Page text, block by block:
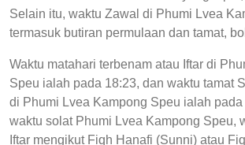
Selain itu, waktu Zawal di Phumi Lvea
termasuk butiran permulaan dan tamat,
Waktu matahari terbenam atau Iftar di
Speu ialah pada 18:23, dan waktu tamat
di Phumi Lvea Kampong Speu ialah
waktu solat Phumi Lvea Kampong Speu,
Iftar mengikut Fiqh Hanafi (Sunni) atau